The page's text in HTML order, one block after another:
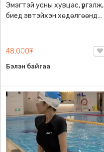
Эмэгтэй усны хувцас, үргэлж,
биед эвтэйхэн хөдөлгөөнд
48,000₮
Бэлэн байгаа